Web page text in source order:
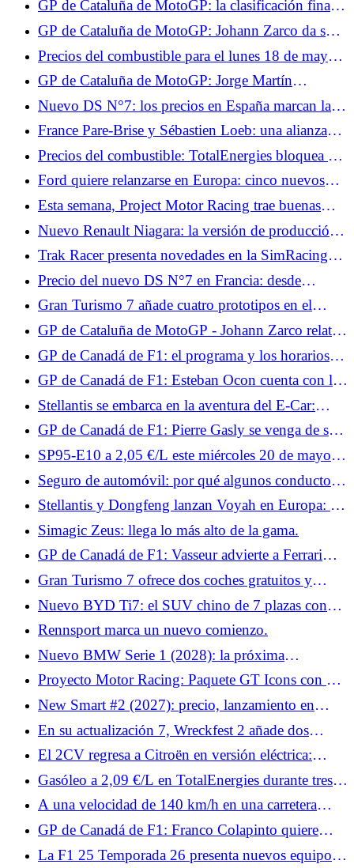
GP de Cataluña de MotoGP: la clasificación final
de la carrera, un piloto pierde su podio, Quartararo
gana una plaza
GP de Cataluña de MotoGP: Johann Zarco da su
noticia, sabemos el alcance de sus lesiones
Precios del combustible para el lunes 18 de mayo:
2,14 €/L de diésel y 2,04 €/L SP95-E10, los
precios se mantienen estables
GP de Cataluña de MotoGP: Jorge Martín
preocupado por los accidentes de Alex Márquez y
Johann Zarco en carrera
Nuevo DS N°7: los precios en España marcan la
pauta en Francia, desde 45.441 €
France Pare-Brise y Sébastien Loeb: una alianza
obvia entre técnica y alto nivel
Precios del combustible: TotalEnergies bloquea el
diésel a 2,09 €/L y la gasolina a 1,99 €/L este fin
de semana
Ford quiere relanzarse en Europa: cinco nuevos
modelos anunciados hasta finales de 2029
Esta semana, Project Motor Racing trae buenas
noticias: reclutamiento, parche, DLC y VR.
Nuevo Renault Niagara: la versión de producción
del pick-up presentada en septiembre
Trak Racer presenta novedades en la SimRacing
Expo: cabina de moto y mando con
retroalimentación.
Precio del nuevo DS N°7 en Francia: desde
43.900 euros, ¿precios realmente elevados?
Gran Turismo 7 añade cuatro prototipos en el
menú del parche 1.7 de junio.
GP de Cataluña de MotoGP - Johann Zarco relata
su accidente: “Debería haber tomado la decisión de
rendirme”
GP de Canadá de F1: el programa y los horarios
del fin de semana para Francia
GP de Canadá de F1: Esteban Ocon cuenta con los
nuevos productos Haas para volver a la pista
Stellantis se embarca en la aventura del E-Car:
¿hacia el regreso del Citroën C1?
GP de Canadá de F1: Pierre Gasly se venga de su
accidente en Miami
SP95-E10 a 2,05 €/L este miércoles 20 de mayo:
alcanza su nivel más alto en 2026
Seguro de automóvil: por qué algunos conductores
todavía subestiman el valor de todos los riesgos
Stellantis y Dongfeng lanzan Voyah en Europa: los
coches se producirán en Francia
Simagic Zeus: llega lo más alto de la gama.
GP de Canadá de F1: Vasseur advierte a Ferrari
sobre las frenadas y el clima este fin de semana
Gran Turismo 7 ofrece dos coches gratuitos y
exclusivos.
Nuevo BYD Ti7: el SUV chino de 7 plazas con
aspecto 4x4 que apunta al Land Rover Defender
Rennsport marca un nuevo comienzo.
Nuevo BMW Serie 1 (2028): la próxima
generación podría deparar muchas sorpresas
Proyecto Motor Racing: Paquete GT Icons con 9
coches de antaño sin ayudas!
New Smart #2 (2027): precio, lanzamiento en
Francia y bonificaciones, lo que nos depara el
descendiente del Fortwo
En su actualización 7, Wreckfest 2 añade dos
coches y medio.
El 2CV regresa a Citroën en versión eléctrica:
primer vistazo en el Salón del Automóvil de París
2026
Gasóleo a 2,09 €/L en TotalEnergies durante tres
días: ¿cuándo y dónde beneficiarse de él?
A una velocidad de 140 km/h en una carretera
limitada a 80, el automovilista explica a la policía
que llega tarde al trabajo
GP de Canadá de F1: Franco Colapinto quiere
confirmar su buen resultado en Miami con Alpine
La F1 25 Temporada 26 presenta nuevos equipos,